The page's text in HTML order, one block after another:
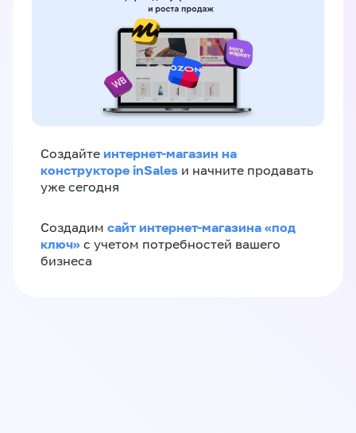
Создайте интернет-магазин на
конструкторе inSales и начните продавать
уже сегодня
Создадим сайт интернет-магазина «под
ключ» с учетом потребностей вашего
бизнеса